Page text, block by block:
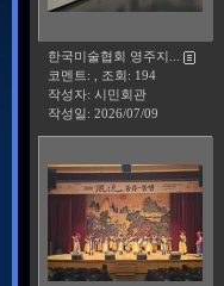
한국미술협회 영주지...
코멘트: , 조회: 194
작성자: 시민회관
작성일: 2026/07/09